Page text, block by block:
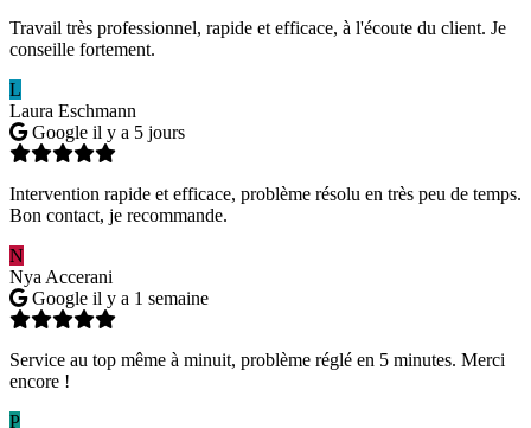
Travail très professionnel, rapide et efficace, à l'écoute du client. Je
conseille fortement.
L
Laura Eschmann
Google il y a 5 jours
Intervention rapide et efficace, problème résolu en très peu de temps.
Bon contact, je recommande.
N
Nya Accerani
Google il y a 1 semaine
Service au top même à minuit, problème réglé en 5 minutes. Merci
encore !
P